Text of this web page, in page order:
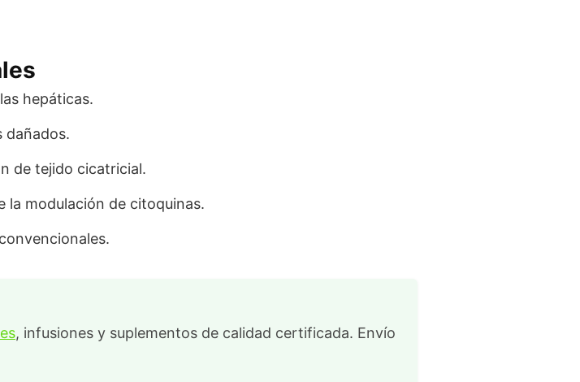
hepáticas.
dañados.
de tejido cicatricial.
la modulación de citoquinas.
, infusiones y suplementos de calidad certificada. Envío